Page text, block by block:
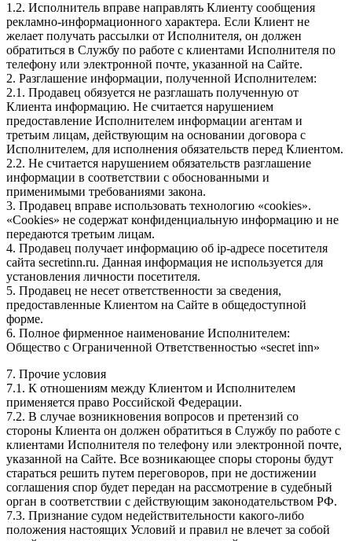
1.2. Исполнитель вправе направлять Клиенту сообщения
рекламно-информационного характера. Если Клиент не
желает получать рассылки от Исполнителя, он должен
обратиться в Службу по работе с клиентами Исполнителя по
телефону или электронной почте, указанной на Сайте.
2. Разглашение информации, полученной Исполнителем:
2.1. Продавец обязуется не разглашать полученную от
Клиента информацию. Не считается нарушением
предоставление Исполнителем информации агентам и
третьим лицам, действующим на основании договора с
Исполнителем, для исполнения обязательств перед Клиентом.
2.2. Не считается нарушением обязательств разглашение
информации в соответствии с обоснованными и
применимыми требованиями закона.
3. Продавец вправе использовать технологию «cookies».
«Cookies» не содержат конфиденциальную информацию и не
передаются третьим лицам.
4. Продавец получает информацию об ip-адресе посетителя
сайта secretinn.ru. Данная информация не используется для
установления личности посетителя.
5. Продавец не несет ответственности за сведения,
предоставленные Клиентом на Сайте в общедоступной
форме.
6. Полное фирменное наименование Исполнителем:
Общество с Ограниченной Ответственностью «secret inn»
7. Прочие условия
7.1. К отношениям между Клиентом и Исполнителем
применяется право Российской Федерации.
7.2. В случае возникновения вопросов и претензий со
стороны Клиента он должен обратиться в Службу по работе с
клиентами Исполнителя по телефону или электронной почте,
указанной на Сайте. Все возникающее споры стороны будут
стараться решить путем переговоров, при не достижении
соглашения спор будет передан на рассмотрение в судебный
орган в соответствии с действующим законодательством РФ.
7.3. Признание судом недействительности какого-либо
положения настоящих Условий и правил не влечет за собой